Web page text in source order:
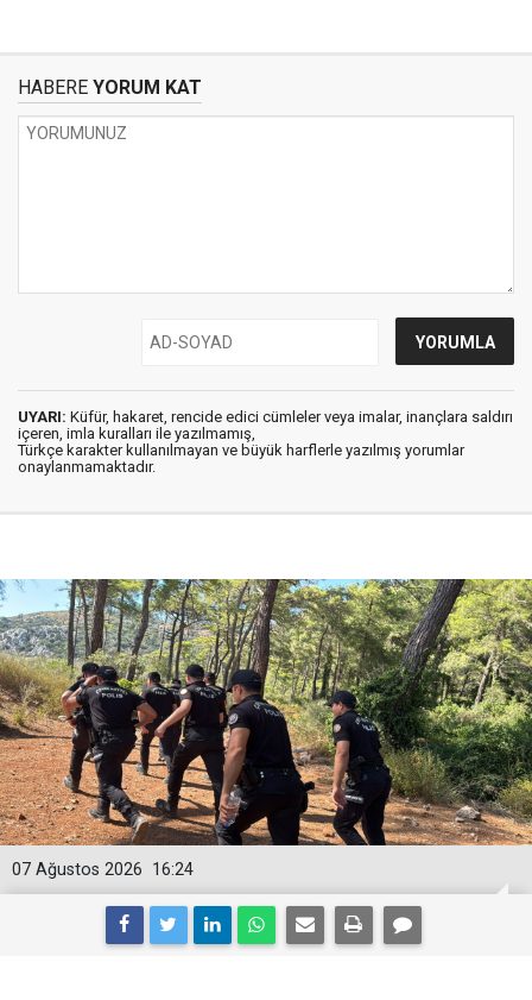
HABERE YORUM KAT
UYARI: Küfür, hakaret, rencide edici cümleler veya imalar, inançlara saldırı
içeren, imla kuralları ile yazılmamış,
Türkçe karakter kullanılmayan ve büyük harflerle yazılmış yorumlar
onaylanmamaktadır.
16:24
07 Ağustos 2026